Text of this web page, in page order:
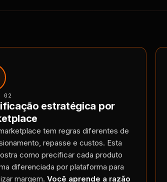
02
estratégica por
tem regras diferentes de
repasse e custos. Esta
como precificar cada produto
diferenciada por plataforma para
margem.Você aprende a razão